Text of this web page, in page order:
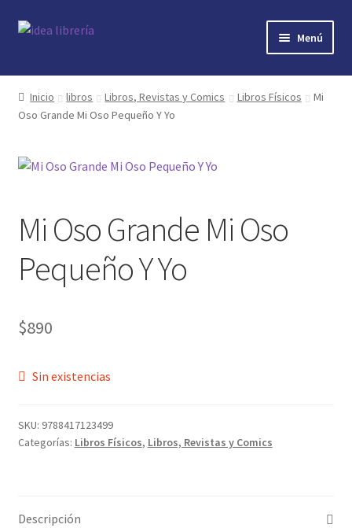
Ir
Ir
Menú
Inicio
contacto
libros
nosotros
novedades
preguntas
Inicio libros Libros, Revistas y Comics Libros Físicos
Mi
Oso Grande Mi Oso Pequeño Y Yo
Mi Oso Grande Mi Oso
Pequeño Y Yo
$890
Sin existencias
SKU: 9788417123499
Categorías: Libros Físicos, Libros, Revistas y Comics
Descripción